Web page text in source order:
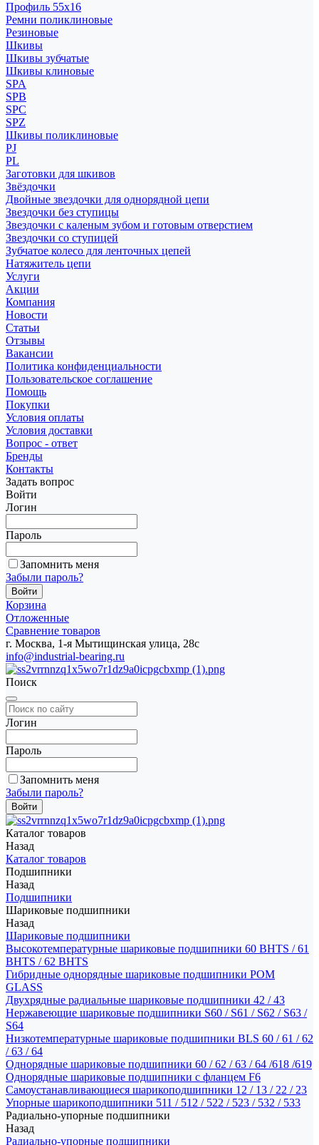
Профиль 55x16
Ремни поликлиновые
Резиновые
Шкивы
Шкивы зубчатые
Шкивы клиновые
SPA
SPB
SPC
SPZ
Шкивы поликлиновые
PJ
PL
Заготовки для шкивов
Звёздочки
Двойные звездочки для однорядной цепи
Звездочки без ступицы
Звездочки с каленым зубом и готовым отверстием
Звездочки со ступицей
Зубчатое колесо для ленточных цепей
Натяжитель цепи
Услуги
Акции
Компания
Новости
Статьи
Отзывы
Вакансии
Политика конфиденциальности
Пользовательское соглашение
Помощь
Покупки
Условия оплаты
Условия доставки
Вопрос - ответ
Бренды
Контакты
Задать вопрос
Войти
Логин
Пароль
Запомнить меня
Забыли пароль?
Корзина
Отложенные
Сравнение товаров
г. Москва, 1-я Мытищинская улица, 28с
info@industrial-bearing.ru
Поиск
Логин
Пароль
Запомнить меня
Забыли пароль?
Каталог товаров
Назад
Каталог товаров
Подшипники
Назад
Подшипники
Шариковые подшипники
Назад
Шариковые подшипники
Высокотемпературные шариковые подшипники 60 BHTS / 61
BHTS / 62 BHTS
Гибридные однорядные шариковые подшипники POM
GLASS
Двухрядные радиальные шариковые подшипники 42 / 43
Нержавеющие шариковые подшипники S60 / S61 / S62 / S63 /
S64
Низкотемпературные шариковые подшипники BLS 60 / 61 / 62
/ 63 / 64
Однорядные шариковые подшипники 60 / 62 / 63 / 64 /618 /619
Однорядные шариковые подшипники с фланцем F6
Самоустанавливающиеся шарикоподшипники 12 / 13 / 22 / 23
Упорные шарикоподшипники 511 / 512 / 522 / 523 / 532 / 533
Радиально-упорные подшипники
Назад
Радиально-упорные подшипники